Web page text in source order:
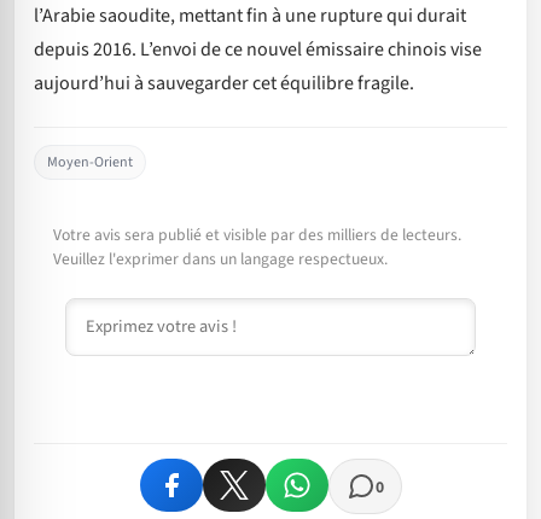
l’Arabie saoudite, mettant fin à une rupture qui durait
depuis 2016. L’envoi de ce nouvel émissaire chinois vise
aujourd’hui à sauvegarder cet équilibre fragile.
Moyen-Orient
Votre avis sera publié et visible par des milliers de lecteurs.
Veuillez l'exprimer dans un langage respectueux.
Commentaire
0